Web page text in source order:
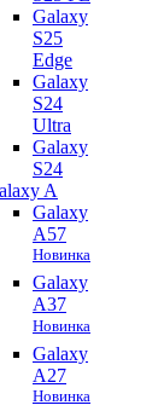
Galaxy
S25
Edge
Galaxy
S24
Ultra
Galaxy
S24
A
Galaxy
A57
Новинка
Galaxy
A37
Новинка
Galaxy
A27
Новинка